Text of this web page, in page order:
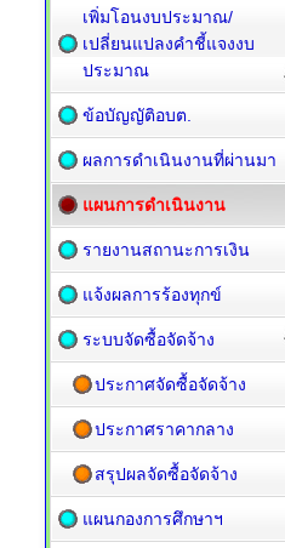
เพิ่มโอนงบประมาณ/
เปลี่ยนแปลงคำชี้แจงงบ
ประมาณ
ข้อบัญญัติอบต.
ผลการดำเนินงานที่ผ่านมา
แผนการดำเนินงาน
รายงานสถานะการเงิน
แจ้งผลการร้องทุกข์
ระบบจัดซื้อจัดจ้าง
ประกาศจัดซื้อจัดจ้าง
ประกาศราคากลาง
สรุปผลจัดซื้อจัดจ้าง
แผนกองการศึกษาฯ